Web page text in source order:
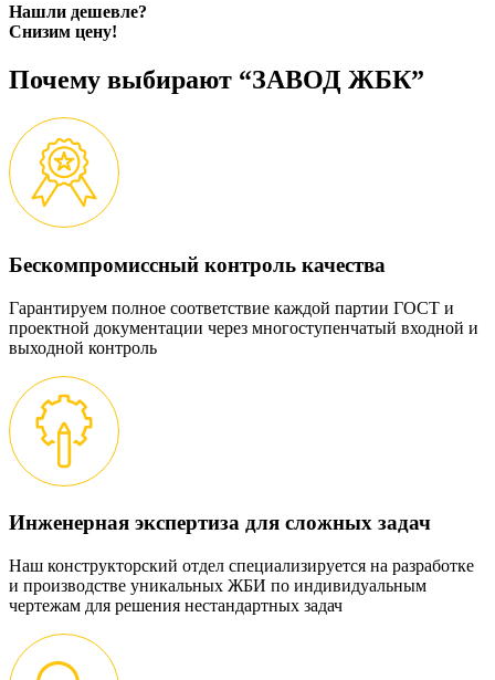
Нашли дешевле?
Снизим цену!
Почему выбирают “ЗАВОД ЖБК”
Бескомпромиссный контроль качества
Гарантируем полное соответствие каждой партии ГОСТ и
проектной документации через многоступенчатый входной и
выходной контроль
Инженерная экспертиза для сложных задач
Наш конструкторский отдел специализируется на разработке
и производстве уникальных ЖБИ по индивидуальным
чертежам для решения нестандартных задач